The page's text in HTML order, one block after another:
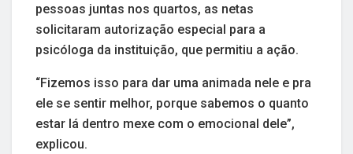
pessoas juntas nos quartos, as netas
solicitaram autorização especial para a
psicóloga da instituição, que permitiu a ação.
“Fizemos isso para dar uma animada nele e pra
ele se sentir melhor, porque sabemos o quanto
estar lá dentro mexe com o emocional dele”,
explicou.